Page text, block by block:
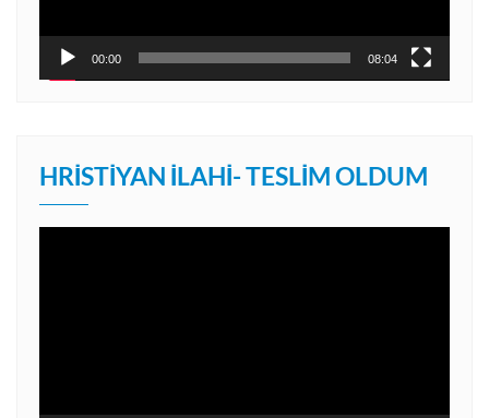
00:00 08:04
HRISTIYAN İLAHI- TESLIM OLDUM